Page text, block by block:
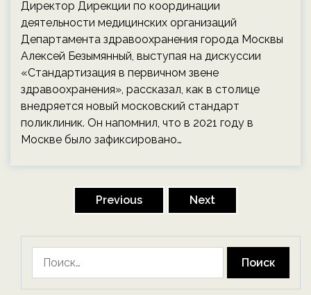
Директор Дирекции по координации
деятельности медицинских организаций
Департамента здравоохранения города Москвы
Алексей Безымянный, выступая на дискуссии
«Стандартизация в первичном звене
здравоохранения», рассказал, как в столице
внедряется новый московский стандарт
поликлиник. Он напомнил, что в 2021 году в
Москве было зафиксировано…
Previous Next